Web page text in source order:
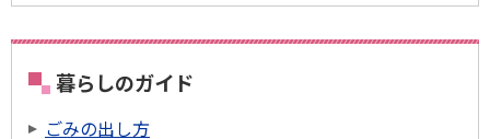
暮らしのガイド
ごみの出し方